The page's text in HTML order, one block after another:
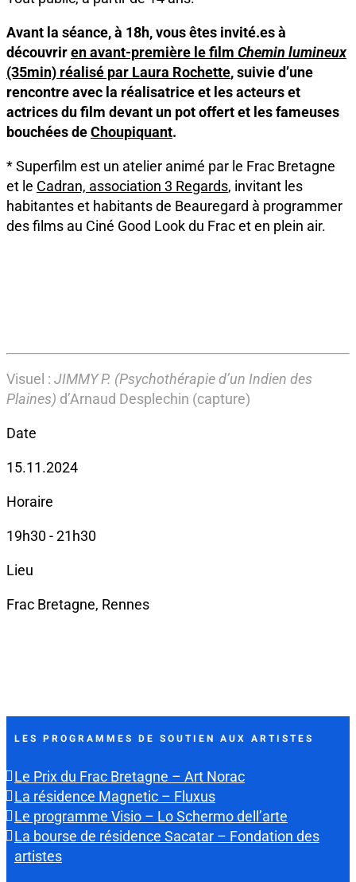
Avant la séance, à 18h, vous êtes invité.es à
découvriren avant-première le film Chemin lumineux
(35min) réalisé par Laura Rochette, suivie d’une
rencontre avec la réalisatrice et les acteurs et
actrices du film devant un pot offert et les fameuses
bouchées deChoupiquant.
* Superfilm est un atelier animé par le Frac Bretagne
et le Cadran, association 3 Regards, invitant les
habitantes et habitants de Beauregard à programmer
des films au Ciné Good Look du Frac et en plein air.
Visuel : JIMMY P. (Psychothérapie d’un Indien des
Plaines) d’Arnaud Desplechin (capture)
Date
15.11.2024
Horaire
19h30 - 21h30
Lieu
Frac Bretagne, Rennes
LES PROGRAMMES DE SOUTIEN AUX ARTISTES
Le Prix du Frac Bretagne – Art Norac
La résidence Magnetic – Fluxus
Le programme Visio – Lo Schermo dell’arte
La bourse de résidence Sacatar – Fondation des
artistes